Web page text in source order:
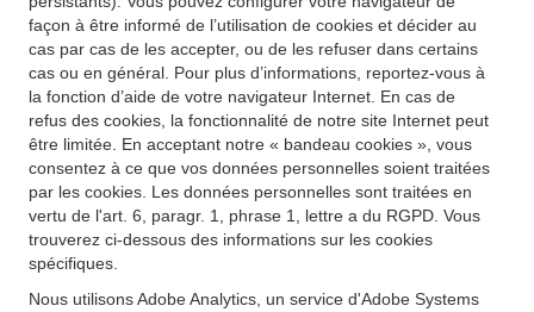
façon à être informé de l’utilisation de cookies et décider au
cas par cas de les accepter, ou de les refuser dans certains
cas ou en général. Pour plus d’informations, reportez-vous à
la fonction d’aide de votre navigateur Internet. En cas de
refus des cookies, la fonctionnalité de notre site Internet peut
être limitée. En acceptant notre « bandeau cookies », vous
consentez à ce que vos données personnelles soient traitées
par les cookies. Les données personnelles sont traitées en
vertu de l'art. 6, paragr. 1, phrase 1, lettre a du RGPD. Vous
trouverez ci-dessous des informations sur les cookies
spécifiques.
Nous utilisons Adobe Analytics, un service d'Adobe Systems